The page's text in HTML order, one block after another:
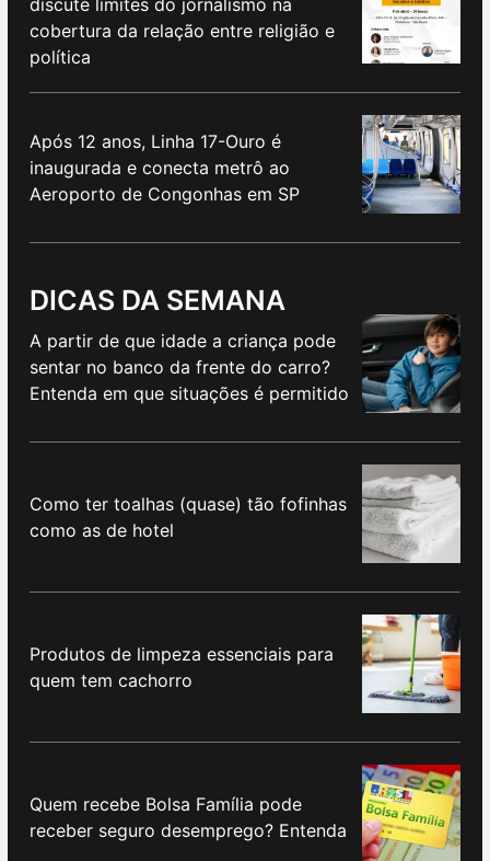
discute limites do jornalismo na
cobertura da relação entre religião e
política
Após 12 anos, Linha 17-Ouro é
inaugurada e conecta metrô ao
Aeroporto de Congonhas em SP
DICAS DA SEMANA
A partir de que idade a criança pode
sentar no banco da frente do carro?
Entenda em que situações é permitido
Como ter toalhas (quase) tão fofinhas
como as de hotel
Produtos de limpeza essenciais para
quem tem cachorro
Quem recebe Bolsa Família pode
receber seguro desemprego? Entenda